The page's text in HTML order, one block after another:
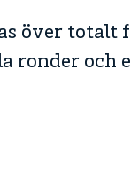
över totalt
ronder och